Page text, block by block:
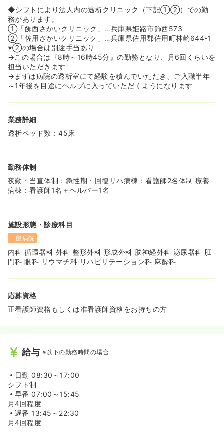
◆シフトにより法人内の透析クリニック（下記①②）での勤
務があります。
①「飾西さかいクリニック」…兵庫県姫路市飾西573
②「佐用さかいクリニック」…兵庫県佐用郡佐用町林崎644-1
※②の場合は別途手当あり
→この場合は『8時～16時45分』の勤務となり、月6回くらいを
担当いただきます
→まずは病院の透析室にて経験を積んでいただき、ご入職半年
～1年後を目途にヘルプに入っていただくようになります
業務詳細
透析ベッド数：45床
勤務体制
夜勤・当直体制：急性期・回復リハ病棟：看護師2名体制 療養
病棟：看護師1名＋ヘルパー1名
施設形態・診療科目
一般病院
内科 循環器科 外科 整形外科 形成外科 脳神経外科 泌尿器科 肛
門科 眼科 リウマチ科 リハビリテーション科 麻酔科
応募資格
正看護師資格もしくは准看護師資格をお持ちの方
給与 ※以下の勤務時間の場合
日勤 08:30～17:00
シフト制
早番 07:00～15:45
月4回程度
遅番 13:45～22:30
月4回程度